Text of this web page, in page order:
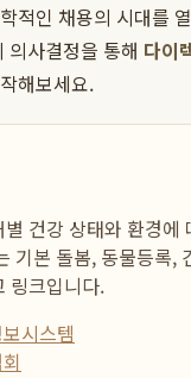
적인 채용의 시대를
의사결정을 통해 다이
해보세요.
건강 상태와 환경에
기본 돌봄, 동물등록,
링크입니다.
시스템